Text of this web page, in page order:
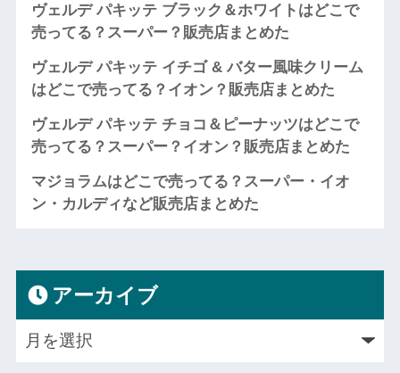
ヴェルデ パキッテ ブラック＆ホワイトはどこで
売ってる？スーパー？販売店まとめた
ヴェルデ パキッテ イチゴ & バター風味クリーム
はどこで売ってる？イオン？販売店まとめた
ヴェルデ パキッテ チョコ＆ピーナッツはどこで
売ってる？スーパー？イオン？販売店まとめた
マジョラムはどこで売ってる？スーパー・イオ
ン・カルディなど販売店まとめた
アーカイブ